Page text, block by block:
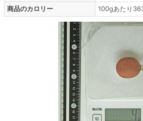
商品のカロリー 100gあたり